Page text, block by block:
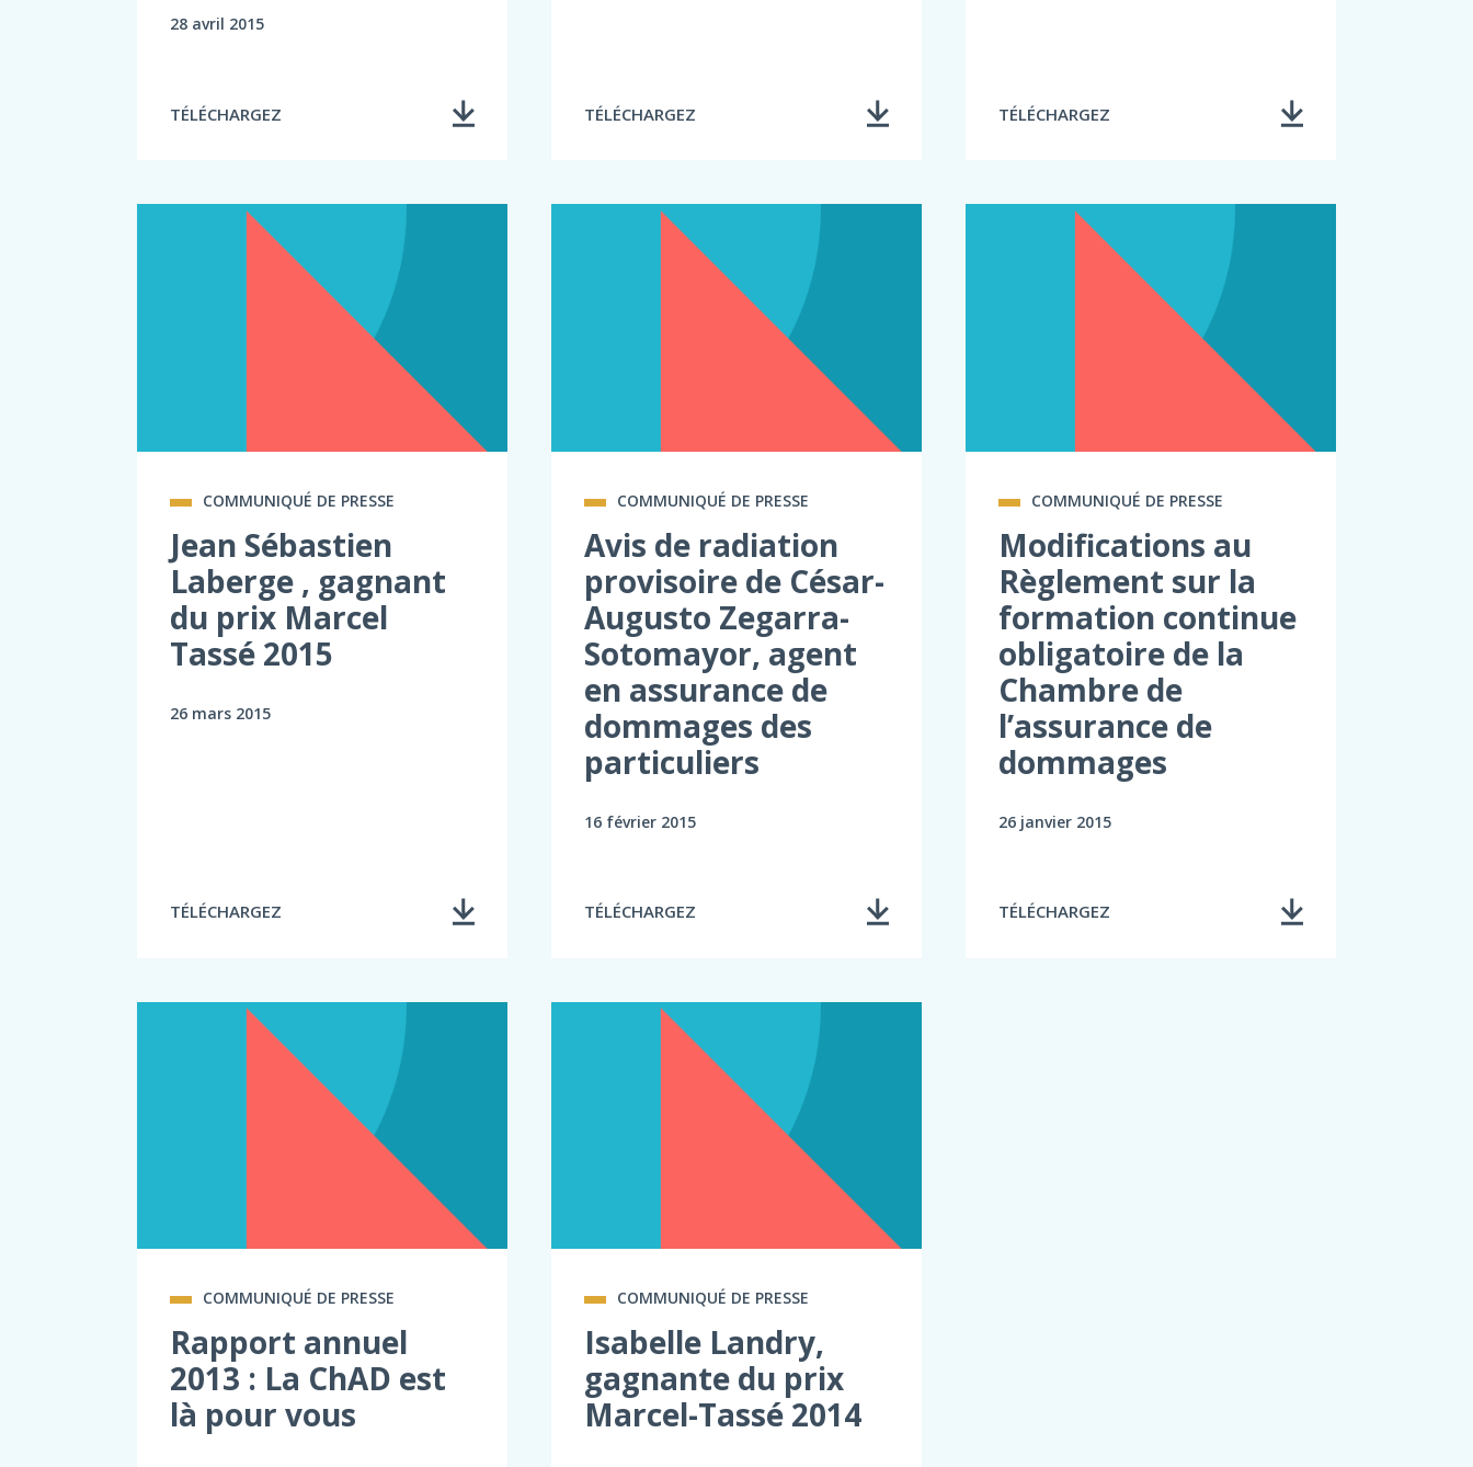
28 avril 2015
TÉLÉCHARGEZ TÉLÉCHARGEZ TÉLÉCHARGEZ
COMMUNIQUÉ DE PRESSE
Jean Sébastien
Laberge , gagnant
du prix Marcel
Tassé 2015
26 mars 2015
TÉLÉCHARGEZ
COMMUNIQUÉ DE PRESSE
Avis de radiation
provisoire de César-
Augusto Zegarra-
Sotomayor, agent
en assurance de
dommages des
particuliers
16 février 2015
TÉLÉCHARGEZ
COMMUNIQUÉ DE PRESSE
Modifications au
Règlement sur la
formation continue
obligatoire de la
Chambre de
l’assurance de
dommages
26 janvier 2015
TÉLÉCHARGEZ
COMMUNIQUÉ DE PRESSE
Rapport annuel
2013 : La ChAD est
là pour vous
COMMUNIQUÉ DE PRESSE
Isabelle Landry,
gagnante du prix
Marcel-Tassé 2014